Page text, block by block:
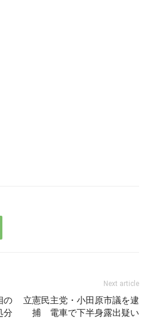
の
分
Next article
立憲民主党・小田原市議を逮
捕 電車で下半身露出疑い